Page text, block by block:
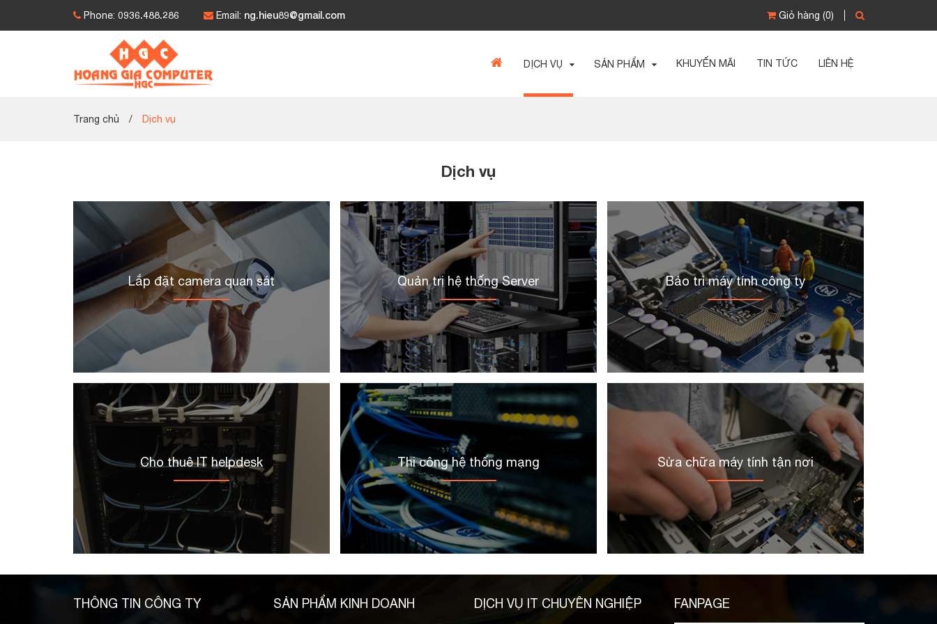
Phone: 0936.488.286 Email: ng.hieu89@gmail.com Giỏ hàng (0)
DỊCH VỤ SẢN PHẨM KHUYẾN MÃI TIN TỨC LIÊN HỆ
Trang chủ / Dịch vụ
Dịch vụ
Lắp đặt camera quan sát Quản trị hệ thống Server Bảo trì máy tính công ty
Cho thuê IT helpdesk Thi công hệ thống mạng Sửa chữa máy tính tận nơi
THÔNG TIN CÔNG TY SẢN PHẨM KINH DOANH DỊCH VỤ IT CHUYÊN NGHIỆP FANPAGE